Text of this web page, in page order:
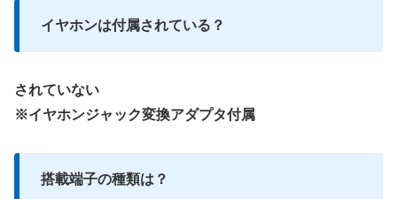
イヤホンは付属されている？
されていない
※イヤホンジャック変換アダプタ付属
搭載端子の種類は？